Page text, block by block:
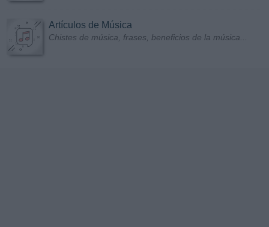
Artículos de Música
Chistes de música, frases, beneficios de la música...